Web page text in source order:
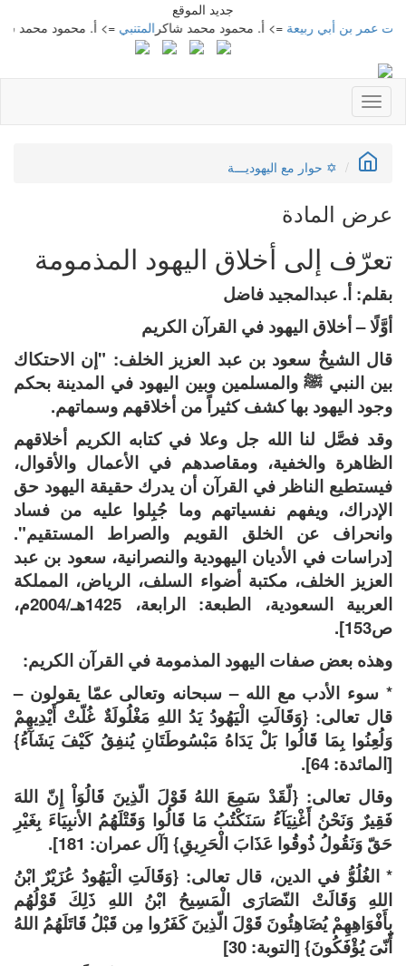
جديد الموقع
معجم
المتنبي=> أ. محمود محمد شاكر ربيعة=> أ. محمود محمد شاكر
Toggle
navigation
✡ حوار مع اليهوديـــة
عرض المادة
تعرّف إلى أخلاق اليهود المذمومة
بقلم: أ. عبدالمجيد فاضل
أوَّلًا – أخلاق اليهود في القرآن الكريم
قال الشيخُ سعود بن عبد العزيز الخلف: "إن الاحتكاك
بين النبي ﷺ والمسلمين وبين اليهود في المدينة بحكم
وجود اليهود بها كشف كثيراً من أخلاقهم وسماتهم.
وقد فصَّل لنا الله جل وعلا في كتابه الكريم أخلاقهم
الظاهرة والخفية، ومقاصدهم في الأعمال والأقوال،
فيستطيع الناظر في القرآن أن يدرك حقيقة اليهود حق
الإدراك، ويفهم نفسياتهم وما جُبِلوا عليه من فساد
وانحراف عن الخلق القويم والصراط المستقيم".
[دراسات في الأديان اليهودية والنصرانية، سعود بن عبد
العزيز الخلف، مكتبة أضواء السلف، الرياض، المملكة
العربية السعودية، الطبعة: الرابعة، 1425هـ/2004م،
ص153].
وهذه بعض صفات اليهود المذمومة في القرآن الكريم:
* سوء الأدب مع الله – سبحانه وتعالى عمّا يقولون –
قال تعالى: {وَقَالَتِ الْيَهُودُ يَدُ اللهِ مَغْلُولَةٌ غُلّتْ أَيْدِيهِمْ
وَلُعِنُوا بِمَا قَالُوا بَلْ يَدَاهُ مَبْسُوطَتَانِ يُنفِقُ كَيْفَ يَشَآءُ}
[المائدة: 64].
وقال تعالى: {لّقَدْ سَمِعَ اللهُ قَوْلَ الّذِينَ قَالُوَاْ إِنّ اللهَ
فَقِيرٌ وَنَحْنُ أَغْنِيَآءُ سَنَكْتُبُ مَا قَالُوا وَقَتْلَهُمُ الأنبِيَاءَ بِغَيْرِ
حَقّ وَنَقُولُ ذُوقُوا عَذَابَ الْحَرِيقِ} [آل عمران: 181].
* الغُلُوُّ في الدين، قال تعالى: {وَقَالَتِ الْيَهُودُ عُزَيْرٌ ابْنُ
اللهِ وَقَالَتْ النّصَارَى الْمَسِيحُ ابْنُ اللهِ ذَلِكَ قَوْلُهُم
بِأَفْوَاهِهِمْ يُضَاهِئُونَ قَوْلَ الّذِينَ كَفَرُوا مِن قَبْلُ قَاتَلَهُمُ اللهُ
أَنّىَ يُؤْفَكُونَ} [التوبة: 30]